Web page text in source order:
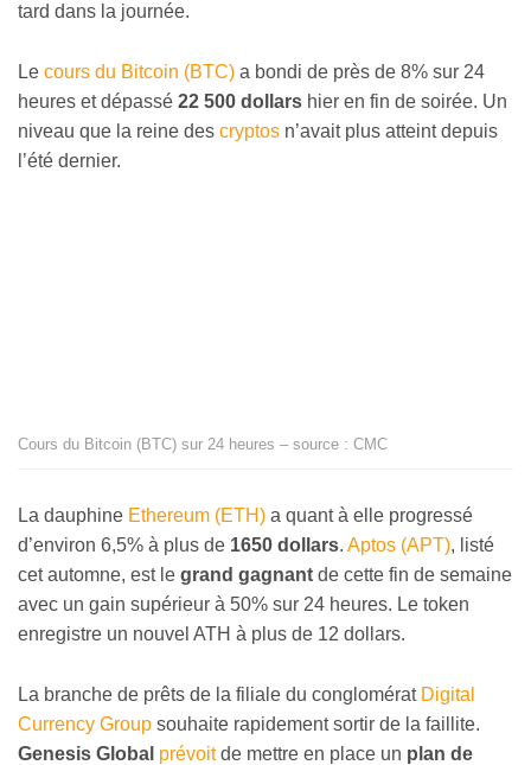
tard dans la journée.
Le cours du Bitcoin (BTC) a bondi de près de 8% sur 24
heures et dépassé 22 500 dollars hier en fin de soirée. Un
niveau que la reine des cryptos n’avait plus atteint depuis
l’été dernier.
Cours du Bitcoin (BTC) sur 24 heures – source : CMC
La dauphine Ethereum (ETH) a quant à elle progressé
d’environ 6,5% à plus de 1650 dollars. Aptos (APT), listé
cet automne, est le grand gagnant de cette fin de semaine
avec un gain supérieur à 50% sur 24 heures. Le token
enregistre un nouvel ATH à plus de 12 dollars.
La branche de prêts de la filiale du conglomérat Digital
Currency Group souhaite rapidement sortir de la faillite.
Genesis Global prévoitde mettre en place un plan de